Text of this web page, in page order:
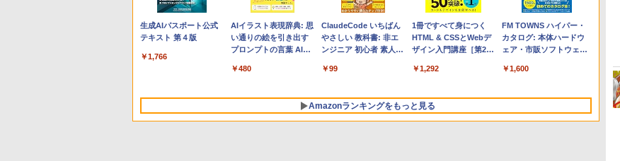
Apple 2026 MacBook
Neo A18 Proチップ搭
ク：AIとApple
スプレイ、8GBユニフ
SSDストレージ、
tomtoc 360°保護 15.6
16インチ パソコンケー
ス Dell NEC Lavie
Lenovo対応
￥2,952
Apple 2026 MacBook
Air M5チップ搭載13イ
ンチノートブック：AI
13.6インチLiquid
16GBユニファイドメモ
リ、1TB SSDストレー
ジ、12MPセンターフレ
￥278,800
【Amazon.co.jp限定】
HP ノートパソコン 15-
fd 15.6インチ 16GBメ
テル Core 5
￥129,800
FMV ノートパソコン
WE1-K3 (MS 365
Personal/Copilotキー搭
i5/16GB/SSD 512GB/ホ
FMVWK3E15W_AZ
￥139,880
Robloxギフトカード -
800 Robux 【限定バー
む】 【オンラインゲー
版
Robloxギフトカード -
1000 Robux 【限定バ
ーチャルアイテムを含
ムコード】 ロブロック
￥1,600
Microsoft Office
Home & Business
2024(最新 永続版)|オン
版|Windows11、
￥39,582
Robloxギフトカード -
2,000 Robux 【限定バ
ーチャルアイテムを含
ムコード】 ロブロック
版
￥3,200
Windows版 | Minecraft
(マインクラフト): Java &
Bedrock Edition | オンラ
￥3,600
生成AIパスポート公式
テキスト 第４版
￥1,766
AIイラスト表現辞典: 思
い通りの絵を引き出す
プロンプトの言葉 AI画
イラストLabo)
￥480
ClaudeCode いちばん
やさしい 教科書: 非エ
ンジニア 初心者 素人
アル AI副業にもコンテ
版にも！ 非エンジニア
のためのAIコーディン
グ入門シリーズ
￥99
1冊ですべて身につく
HTML & CSSとWebデ
ザイン入門講座［第2
￥1,292
FM TOWNS ハイパー・
カタログ: 本体ハードウ
ェア・市販ソフトウェア
最新エミュレータ紹介
￥1,600
Amazonランキングをもっと見る